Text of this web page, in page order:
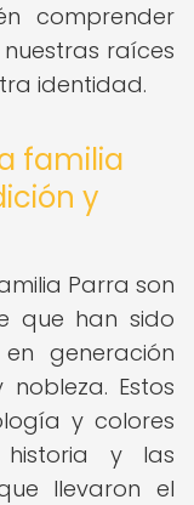
comprender
raíces
identidad.
familia
y
Parra son
que han sido
generación
Estos
y colores
historia y las
llevaron el